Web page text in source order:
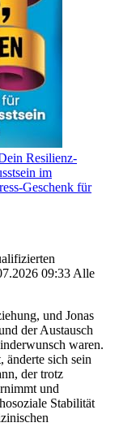
Resilienz-
im
Geschenk für
09:33 Alle
und Jonas
der Austausch
waren.
änderte sich sein
der trotz
und
Stabilität